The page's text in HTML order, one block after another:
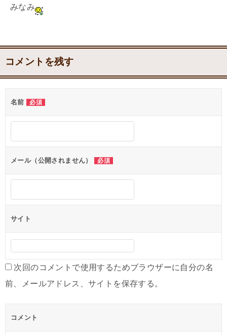
みなみ
コメントを残す
名前 必須
メール（公開されません） 必須
サイト
次回のコメントで使用するためブラウザーに自分の名
前、メールアドレス、サイトを保存する。
コメント